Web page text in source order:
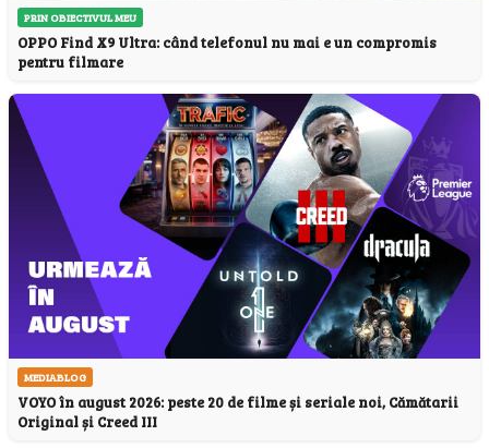
PRIN OBIECTIVUL MEU
OPPO Find X9 Ultra: când telefonul nu mai e un compromis
pentru filmare
MEDIABLOG
VOYO în august 2026: peste 20 de filme și seriale noi, Cămătarii
Original și Creed III